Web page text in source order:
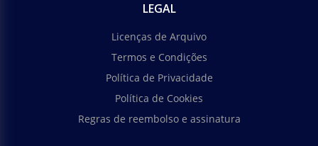
LEGAL
Licenças de Arquivo
Termos e Condições
Política de Privacidade
Política de Cookies
Regras de reembolso e assinatura